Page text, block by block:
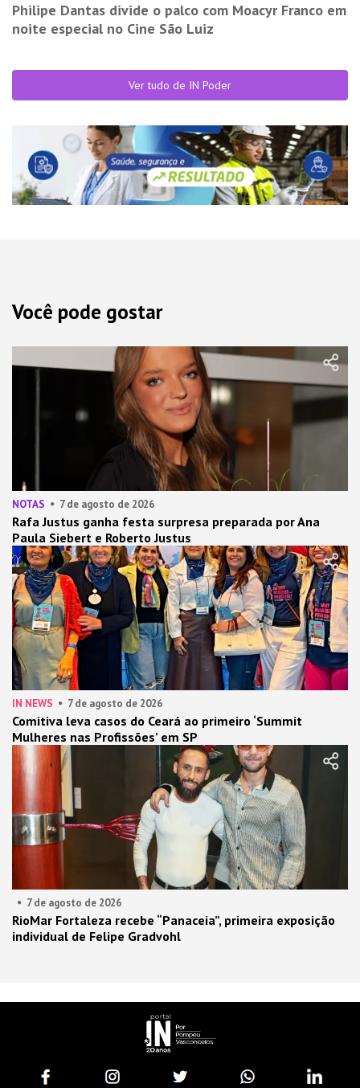
Philipe Dantas divide o palco com Moacyr Franco em
noite especial no Cine São Luiz
Ver tudo de IN Poder
Você pode gostar
NOTAS 7 de agosto de 2026
Rafa Justus ganha festa surpresa preparada por Ana
Paula Siebert e Roberto Justus
IN NEWS 7 de agosto de 2026
Comitiva leva casos do Ceará ao primeiro ‘Summit
Mulheres nas Profissões’ em SP
7 de agosto de 2026
RioMar Fortaleza recebe “Panaceia”, primeira exposição
individual de Felipe Gradvohl